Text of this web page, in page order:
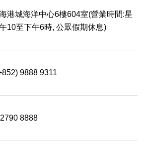
港城海洋中心6樓604室(營業時間:星
10至下午6時, 公眾假期休息)
9888 9311
8888